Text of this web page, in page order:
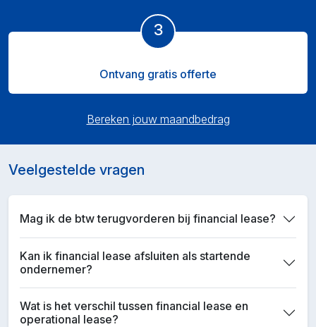
3
Ontvang gratis offerte
Bereken jouw maandbedrag
Veelgestelde vragen
Mag ik de btw terugvorderen bij financial lease?
Kan ik financial lease afsluiten als startende
ondernemer?
Wat is het verschil tussen financial lease en
operational lease?